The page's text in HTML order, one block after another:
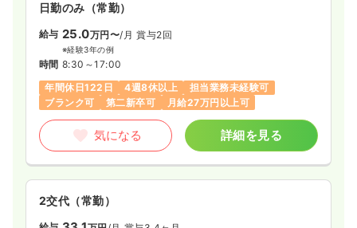
給与 26.4 万円〜 /月
※経験3年の例
9:00～17:00
土日祝休み
年間休日120日
月給26万円以上可
気になる 詳細を見る
日勤のみ（パート） 一時募集休止
給与 時給 2,000
日勤のみ（常勤）
給与 25.0万円〜/月 賞与2回
※経験3年の例
時間 8:30～17:00
年間休日122日
4週8休以上
担当業務未経験可
ブランク可
第二新卒可 月給27万円以上可
気になる 詳細を見る
2交代（常勤）